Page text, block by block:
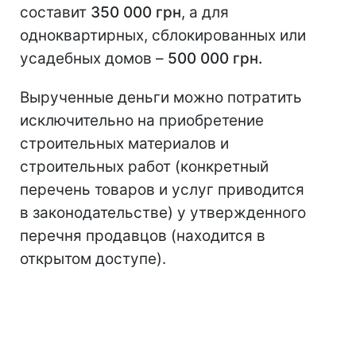
составит 350 000 грн, а для
одноквартирных, сблокированных или
усадебных домов – 500 000 грн.
Вырученные деньги можно потратить
исключительно на приобретение
строительных материалов и
строительных работ (конкретный
перечень товаров и услуг приводится
в законодательстве) у утвержденного
перечня продавцов (находится в
открытом доступе).